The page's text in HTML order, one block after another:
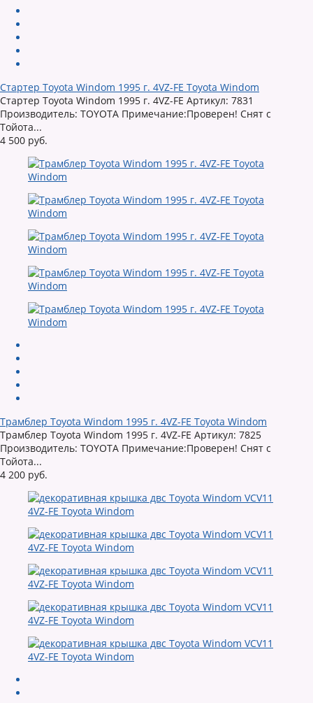
Стартер Toyota Windom 1995 г. 4VZ-FE Toyota Windom
Стартер Toyota Windom 1995 г. 4VZ-FE Артикул: 7831
Производитель: TOYOTA Примечание:Проверен! Снят с
Тойота...
4 500 руб.
Трамблер Toyota Windom 1995 г. 4VZ-FE Toyota Windom
Трамблер Toyota Windom 1995 г. 4VZ-FE Артикул: 7825
Производитель: TOYOTA Примечание:Проверен! Снят с
Тойота...
4 200 руб.